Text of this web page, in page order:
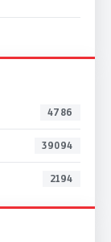
4786
39094
2194